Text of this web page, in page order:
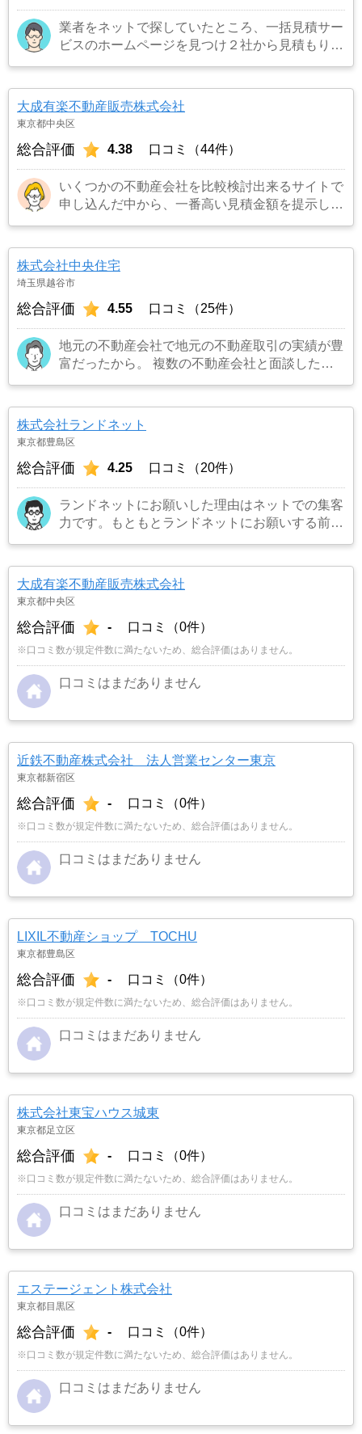
業者をネットで探していたところ、一括見積サー
ビスのホームページを見つけ２社から見積もりを
者がいると連絡を受け売却が決まったため。
もっと見る
大成有楽不動産販売株式会社
東京都中央区
総合評価 4.38 口コミ（44件）
いくつかの不動産会社を比較検討出来るサイトで
申し込んだ中から、一番高い見積金額を提示して
株式会社中央住宅
埼玉県越谷市
総合評価 4.55 口コミ（25件）
地元の不動産会社で地元の不動産取引の実績が豊
富だったから。 複数の不動産会社と面談した
株式会社ランドネット
東京都豊島区
総合評価 4.25 口コミ（20件）
ランドネットにお願いした理由はネットでの集客
力です。もともとランドネットにお願いする前は
場がないことで地元の不動産屋では取り扱っても
らえませんでした。そこでそれまでに取引があ
した。 …もっと見る
大成有楽不動産販売株式会社
東京都中央区
総合評価 - 口コミ（0件）
※口コミ数が規定件数に満たないため、総合評価はありません。
口コミはまだありません
近鉄不動産株式会社 法人営業センター東京
東京都新宿区
総合評価 - 口コミ（0件）
※口コミ数が規定件数に満たないため、総合評価はありません。
口コミはまだありません
LIXIL不動産ショップ TOCHU
東京都豊島区
総合評価 - 口コミ（0件）
※口コミ数が規定件数に満たないため、総合評価はありません。
口コミはまだありません
株式会社東宝ハウス城東
東京都足立区
総合評価 - 口コミ（0件）
※口コミ数が規定件数に満たないため、総合評価はありません。
口コミはまだありません
エステージェント株式会社
東京都目黒区
総合評価 - 口コミ（0件）
※口コミ数が規定件数に満たないため、総合評価はありません。
口コミはまだありません